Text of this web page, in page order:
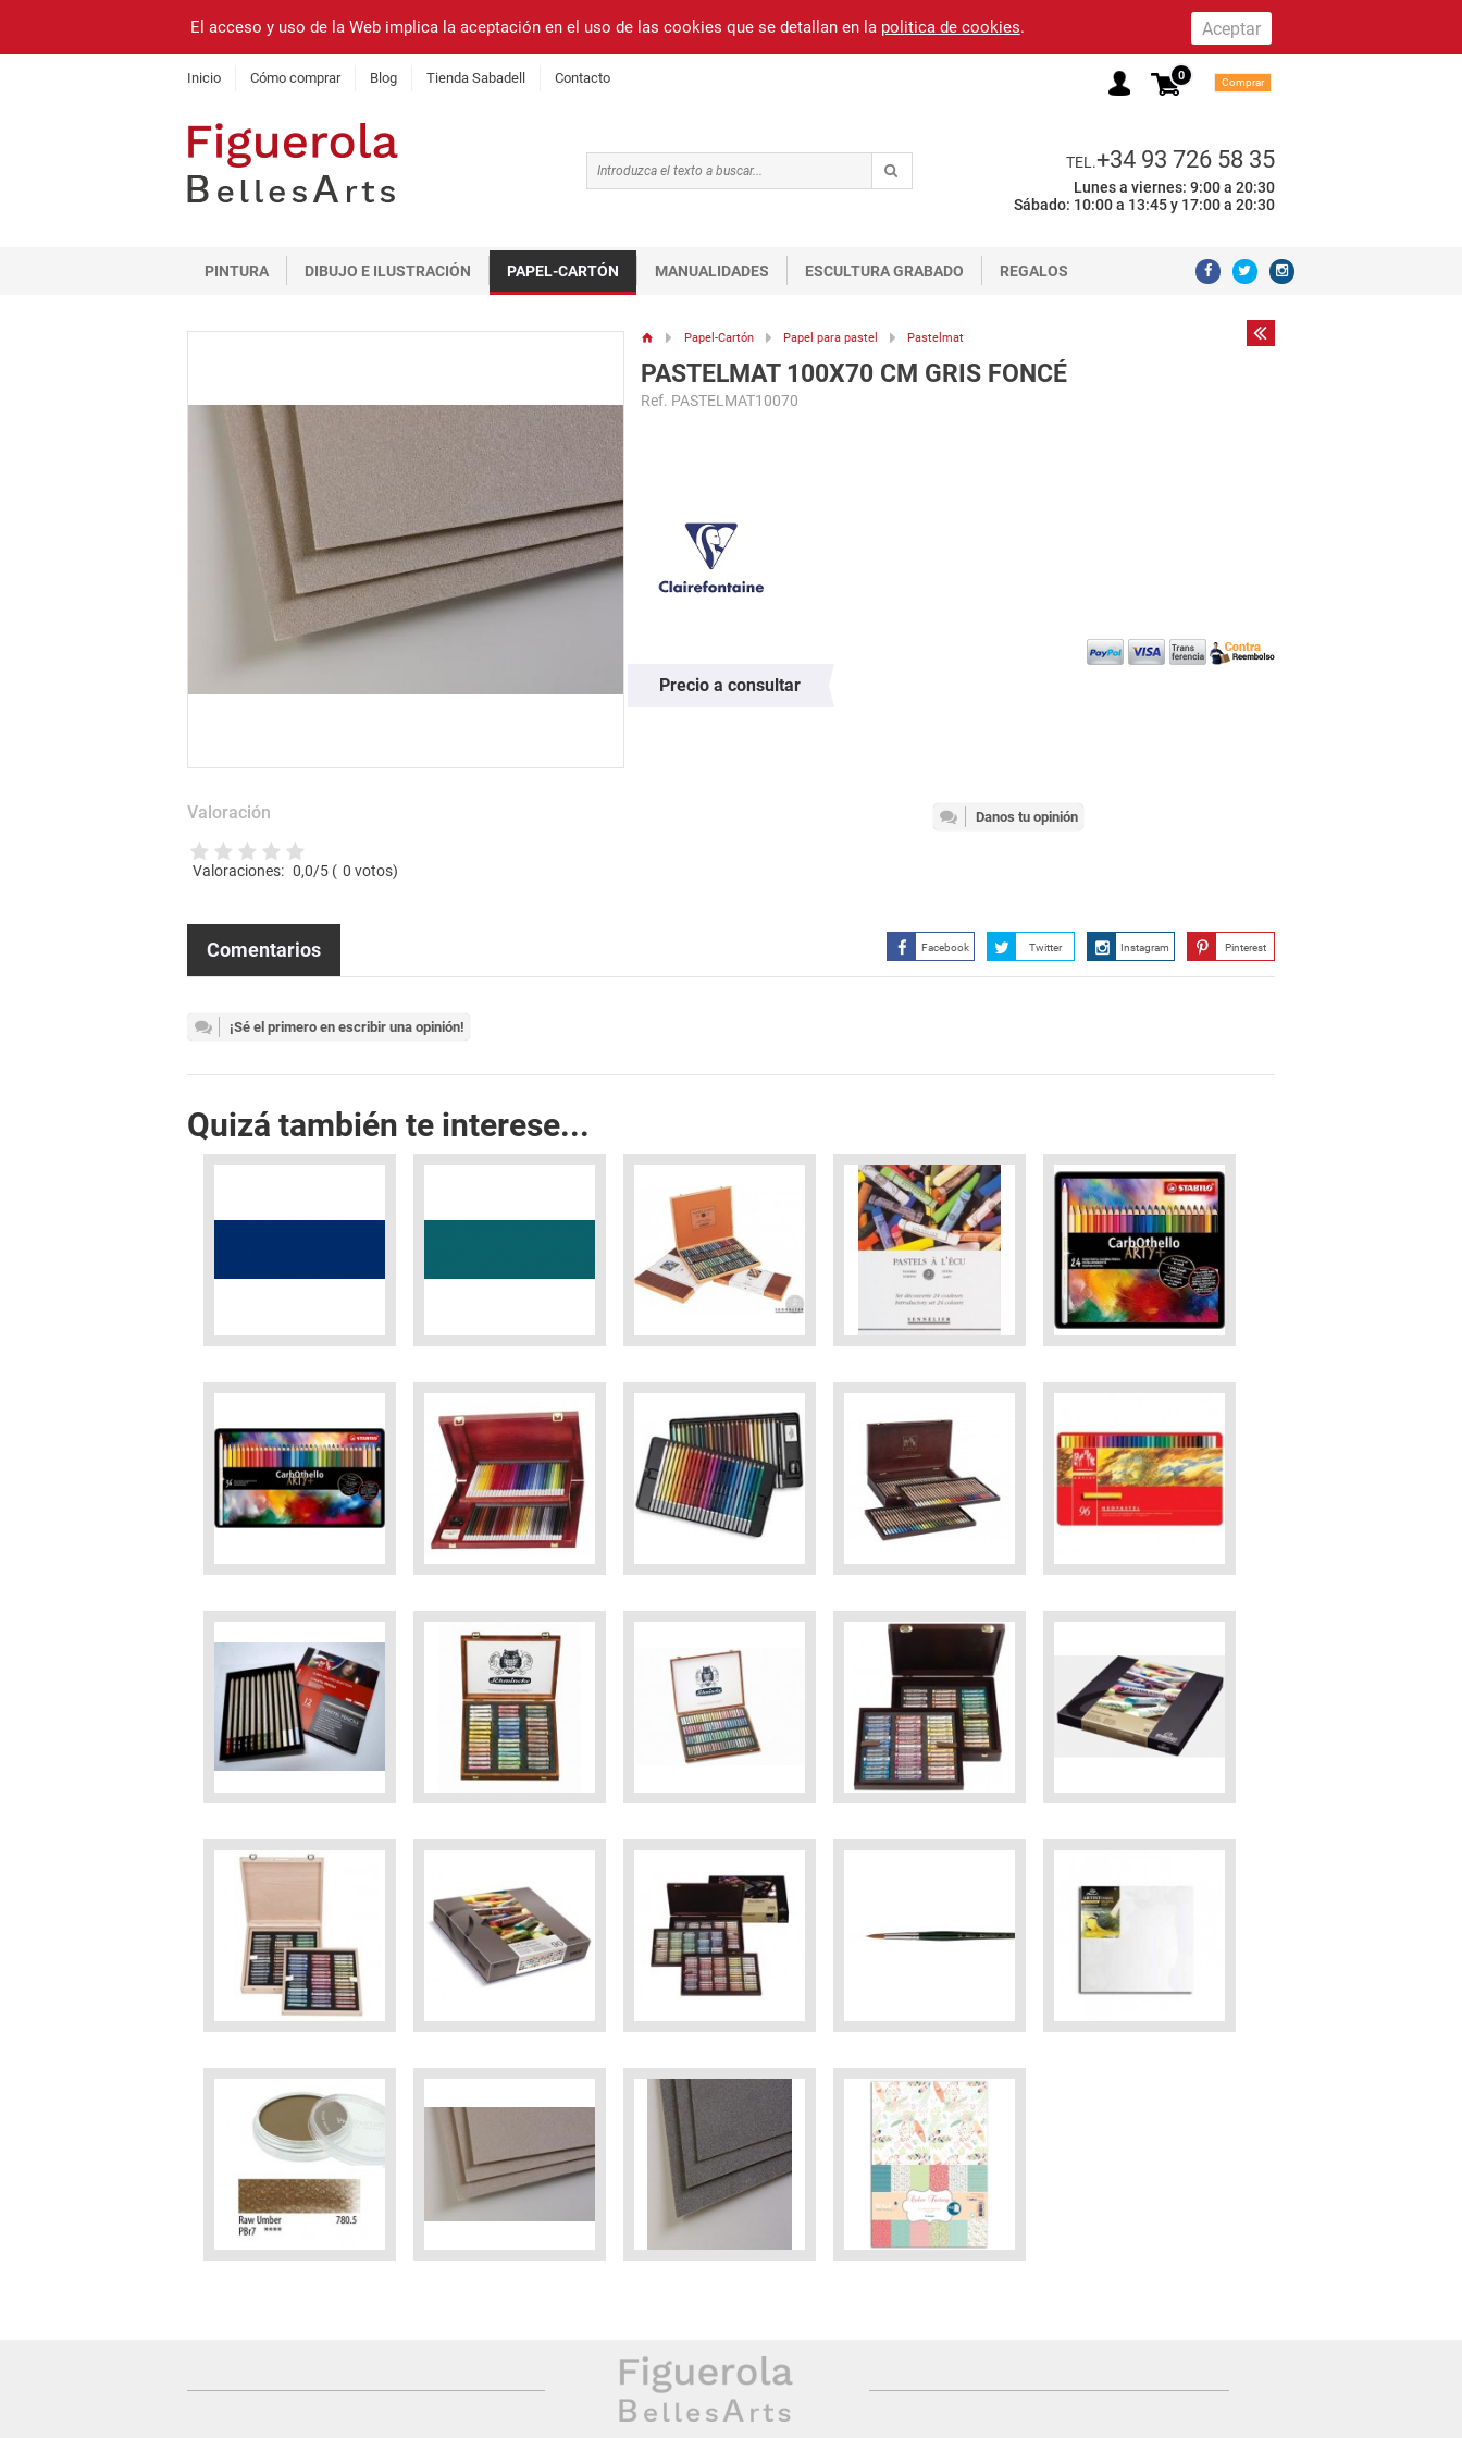
El acceso y uso de la Web implica la aceptación en el uso de las cookies que se detallan en la politica de cookies.
Inicio Cómo comprar Blog Tienda Sabadell Contacto 0 Comprar
TEL.+34 93 726 58 35
Lunes a viernes: 9:00 a 20:30
Sábado: 10:00 a 13:45 y 17:00 a 20:30
PINTURA DIBUJO E ILUSTRACIÓN PAPEL-CARTÓN MANUALIDADES ESCULTURA GRABADO REGALOS
Papel-Cartón Papel para pastel Pastelmat
PASTELMAT 100X70 CM GRIS FONCÉ
Ref. PASTELMAT10070
Precio a consultar
Danos tu opinión
Valoración
Valoraciones: 0,0/5 ( 0 votos)
Facebook Twitter Instagram Pinterest
Comentarios
¡Sé el primero en escribir una opinión!
Quizá también te interese...